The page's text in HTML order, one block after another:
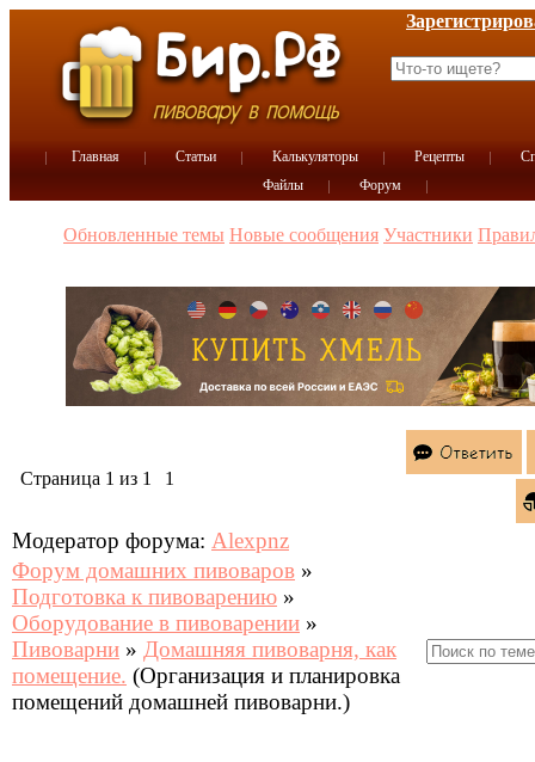
Главная Статьи Калькуляторы Рецепты
Файлы
Форум
Обновленные темы Новые сообщения Участники
Страница 1 из 1 1
Модератор форума: Alexpnz
Форум домашних пивоваров »
Подготовка к пивоварению »
Оборудование в пивоварении »
Пивоварни » Домашняя пивоварня, как
помещение. (Организация и планировка
помещений домашней пивоварни.)